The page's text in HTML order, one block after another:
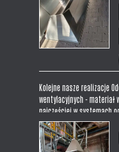
Kolejne nasze realizacje
wentylacyjnych - materiał
najczęściej w systemach
procesach